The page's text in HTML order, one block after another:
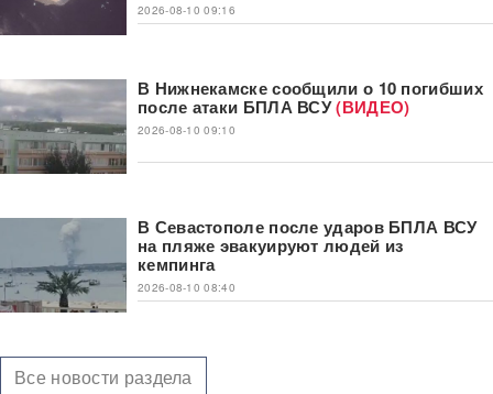
2026-08-10 09:16
В Нижнекамске сообщили о 10 погибших
после атаки БПЛА ВСУ(ВИДЕО)
2026-08-10 09:10
В Севастополе после ударов БПЛА ВСУ
на пляже эвакуируют людей из
кемпинга
2026-08-10 08:40
Все новости раздела